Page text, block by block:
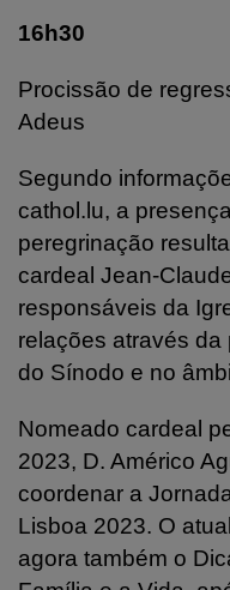
16h30
Procissão de
Adeus
Segundo
cathol.lu, a
peregrinação
cardeal Jean-
responsáveis da
relações através
do Sínodo e no
Nomeado cardeal
2023, D. Américo
coordenar a
Lisboa 2023. O
agora também o